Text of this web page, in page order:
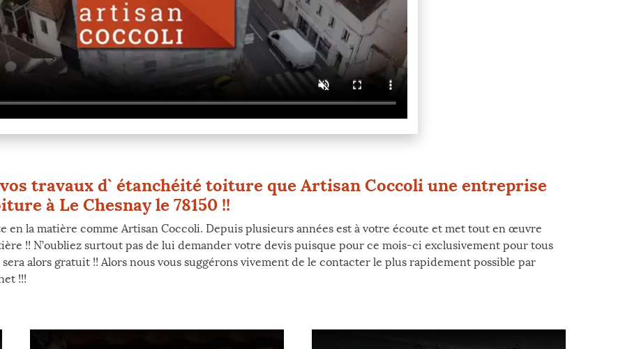
travaux d` étanchéité toiture que Artisan Coccoli une entreprise
à Le Chesnay le 78150 !!
en la matière comme Artisan Coccoli. Depuis plusieurs années est à votre écoute et met tout en œuvre
!! N’oubliez surtout pas de lui demander votre devis puisque pour ce mois-ci exclusivement pour tous
alors gratuit !! Alors nous vous suggérons vivement de le contacter le plus rapidement possible par
!!!